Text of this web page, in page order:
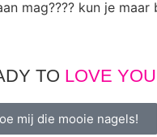
mag???? kun je maar
TO LOVE
mij die mooie nagels!